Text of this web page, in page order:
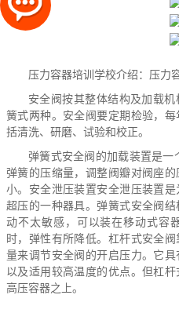
压力容器培训学校介绍：压力
安全阀按其整体结构及加载
簧式两种。安全阀要定期检验，
括清洗、研磨、试验和校正。
弹簧式安全阀的加载装置是
弹簧的压缩量，调整阀瓣对阀座
小。安全泄压装置安全泄压装置
超压的一种器具。弹簧式安全阀
动不太敏感，可以装在移动式容
时，弹性有所降低。杠杆式安全
量来调节安全阀的开启压力。它
以及适用较高温度的优点。但杠
高压容器之上。